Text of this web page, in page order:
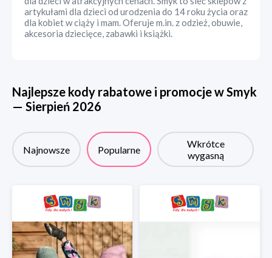
artykułami dla dzieci od urodzenia do 14 roku życia oraz
dla kobiet w ciąży i mam. Oferuje m.in. z odzież, obuwie,
akcesoria dziecięce, zabawki i książki.
Najlepsze kody rabatowe i promocje wSmyk
— Sierpień 2026
Najnowsze Popularne
Wkrótce
wygasną